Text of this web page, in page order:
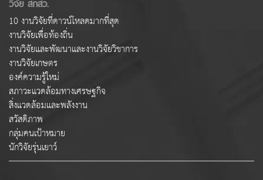
10 งานวิจัยที่ดาวน์โหลดมากที่สุด
งานวิจัยเพื่อท้องถิ่น
งานวิจัยและพัฒนาและงานวิจัยวิชาการ
งานวิจัยเกษตร
องค์ความรู้ใหม่
สภาวะแวดล้อมทางเศรษฐกิจ
สิ่งแวดล้อมและพลังงาน
สวัสดิภาพ
กลุ่มคนเป้าหมาย
นักวิจัยรุ่นเยาว์